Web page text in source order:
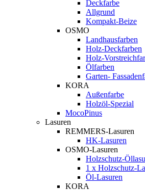
Deckfarbe
Allgrund
Kompakt-Beize
OSMO
Landhausfarben
Holz-Deckfarben
Holz-
Ölfarben
Garten-
KORA
Außenfarbe
Holzöl-Spezial
MocoPinus
Lasuren
REMMERS-Lasuren
HK-Lasuren
OSMO-Lasuren
Holzschutz-
1 x Holzschutz-
Öl-Lasuren
KORA